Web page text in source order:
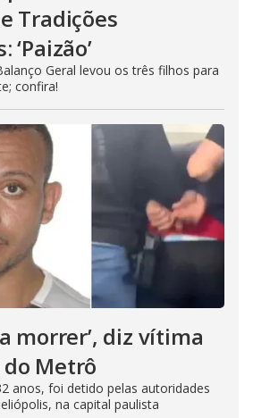
Tradições
Geral levou os três filhos para
confira!
morrer’, diz vítima
Metrô
anos, foi detido pelas autoridades
na capital paulista